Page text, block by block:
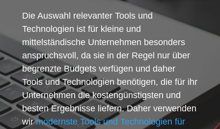
Die Auswahl relevanter Tools und
Technologien ist für kleine und
mittelständische Unternehmen besonders
anspruchsvoll, da sie in der Regel nur über
begrenzte Budgets verfügen und daher
Tools und Technologien benötigen, die für ihr
Unternehmen die kostengünstigsten und
besten Ergebnisse liefern. Daher verwenden
wirmodernste Tools und Technologien für